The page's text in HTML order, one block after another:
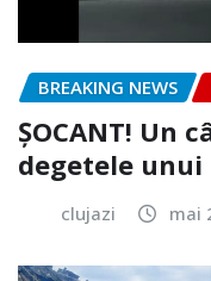
BREAKING NEWS
ȘOCANT! Un
degetele unui
clujazi mai